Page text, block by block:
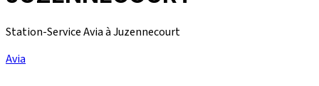
Station-Service Avia à Juzennecourt
Avia